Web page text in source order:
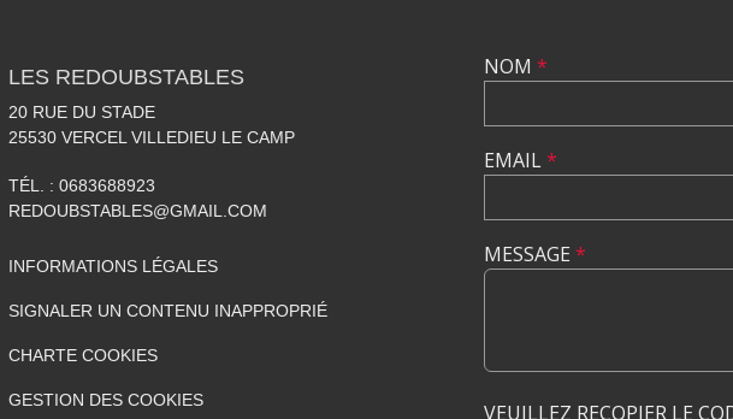
LES REDOUBSTABLES
20 RUE DU STADE
25530 VERCEL VILLEDIEU LE CAMP
TÉL. : 0683688923
REDOUBSTABLES@GMAIL.COM
INFORMATIONS LÉGALES
SIGNALER UN CONTENU INAPPROPRIÉ
CHARTE COOKIES
GESTION DES COOKIES
NOM *
EMAIL*
MESSAGE *
VEUILLEZ RECOPIER LE